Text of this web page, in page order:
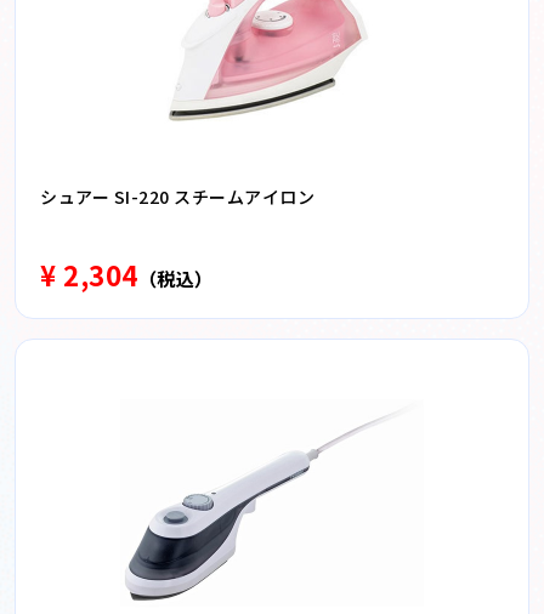
シュアー SI-220 スチームアイロン
¥ 2,304 （税込）